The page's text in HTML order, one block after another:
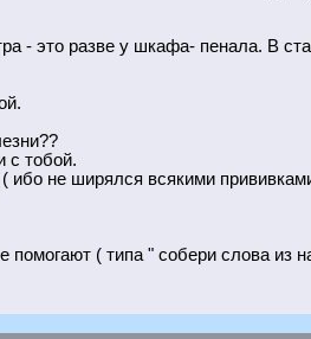
- это разве у шкафа- пенала. В
с тобой.
ибо не ширялся всякими
помогают ( типа " собери слова из